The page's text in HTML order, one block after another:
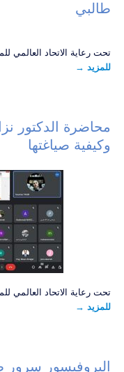
طالبي
تحت رعاية الاتحاد
للمزيد →
محاضرة الدكتور
وكيفية صياغتها
تحت رعاية الاتحاد
للمزيد →
البروفيسور سرور